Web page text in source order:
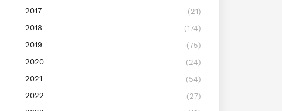
2017
(21)
2018
(174)
2019
(75)
2020
(24)
2021
(54)
2022
(27)